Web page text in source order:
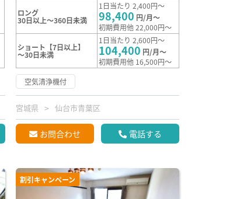
ロング
30日以上～360日未満
1日当たり 2,400円～
98,400 円/月～
初期費用他 22,000円～
ショート【7日以上】
～30日未満
1日当たり 2,600円～
104,400 円/月～
初期費用他 16,500円～
空気清浄機付
宮城県 仙台市青葉区
お問合わせ 電話する
割引キャンペーン